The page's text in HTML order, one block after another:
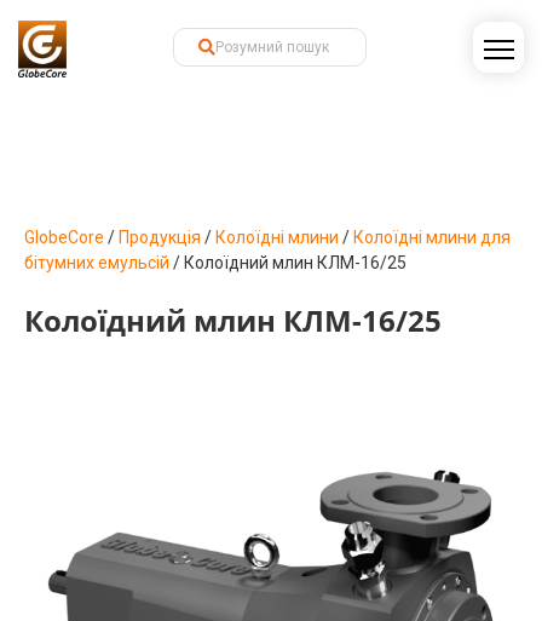
GlobeCore / Продукція / Колоїдні млини / Колоїдні млини для
бітумних емульсій / Колоїдний млин КЛМ-16/25
Колоїдний млин КЛМ-16/25